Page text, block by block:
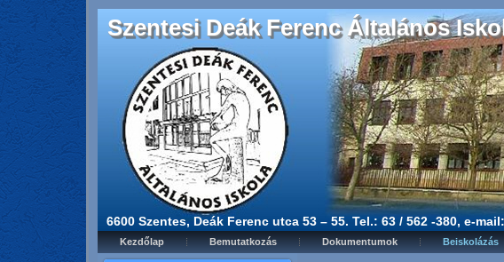
Szentesi Deák Ferenc Általános
6600 Szentes, Deák Ferenc utca 53 – 55. Tel.: 63 / 562 -380, e-
Kezdőlap Bemutatkozás Dokumentumok Beiskolázás